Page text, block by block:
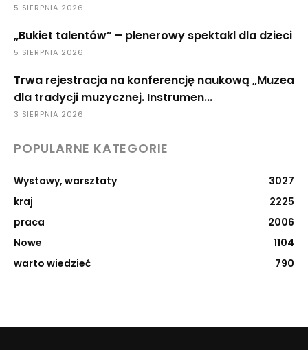
5 SIERPNIA 2026
„Bukiet talentów” – plenerowy spektakl dla dzieci
5 SIERPNIA 2026
Trwa rejestracja na konferencję naukową „Muzea
dla tradycji muzycznej. Instrumen...
3 SIERPNIA 2026
POPULARNE KATEGORIE
Wystawy, warsztaty
3027
kraj
2225
praca
2006
Nowe
1104
warto wiedzieć
790